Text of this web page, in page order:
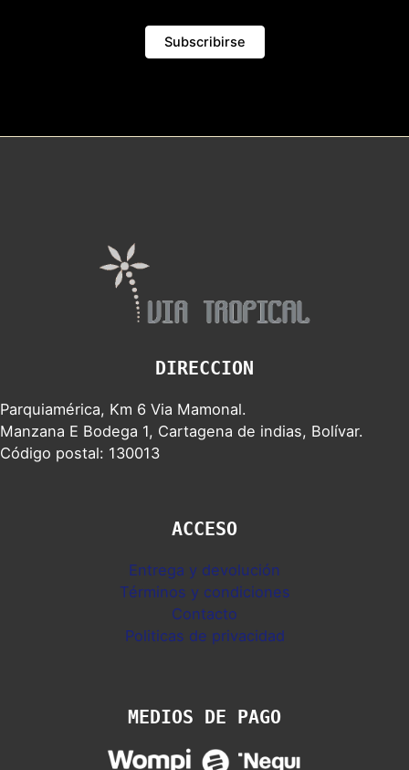
DIRECCION
Parquiamérica, Km 6 Via Mamonal.
Manzana E Bodega 1, Cartagena de indias, Bolívar.
Código postal: 130013
ACCESO
Entrega y devolución
Términos y condiciones
Contacto
Politicas de privacidad
MEDIOS DE PAGO